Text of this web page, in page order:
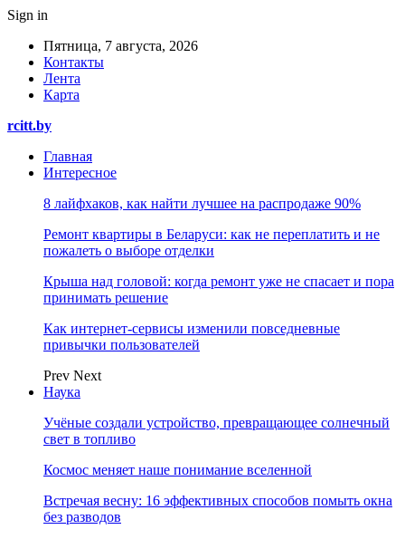
Sign in
Пятница, 7 августа, 2026
Контакты
Лента
Карта
rcitt.by
Главная
Интересное
8 лайфхаков, как найти лучшее на распродаже 90%
Ремонт квартиры в Беларуси: как не переплатить и не
пожалеть о выборе отделки
Крыша над головой: когда ремонт уже не спасает и пора
принимать решение
Как интернет-сервисы изменили повседневные
привычки пользователей
Prev Next
Наука
Учёные создали устройство, превращающее солнечный
свет в топливо
Космос меняет наше понимание вселенной
Встречая весну: 16 эффективных способов помыть окна
без разводов